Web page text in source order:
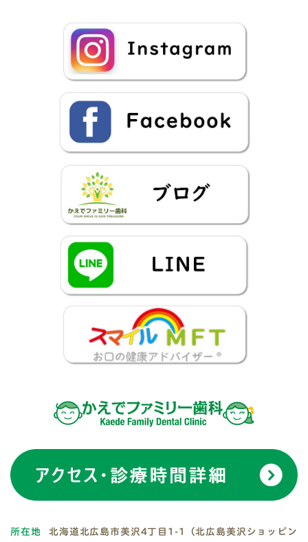
所在地 北海道北広島市美沢4丁目1-1（北広島美沢ショッピン